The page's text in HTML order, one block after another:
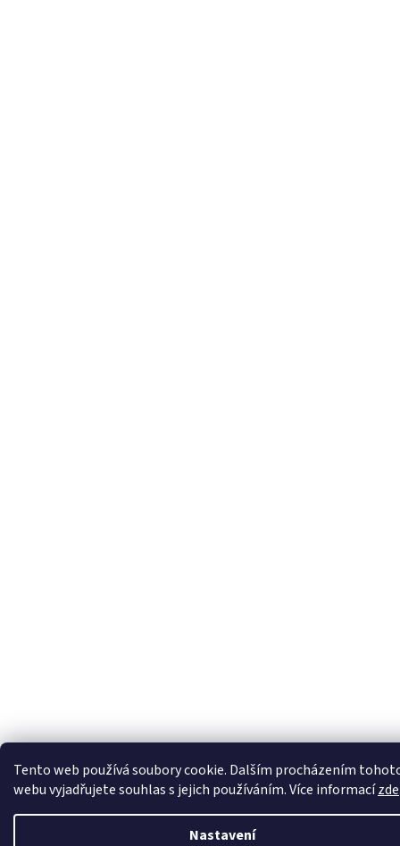
Tento web používá soubory cookie. Dalším procházením
webu vyjadřujete souhlas s jejich používáním. Více informacízde
Nastavení